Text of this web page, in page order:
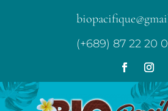
(+689) 87 22 20